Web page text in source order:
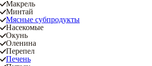
Макрель
Минтай
Мясные субпродукты
Насекомые
Окунь
Оленина
Перепел
Печень